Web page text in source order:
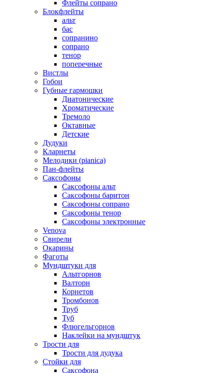
Флейты сопрано
Блокфлейты
альт
бас
сопранино
сопрано
тенор
поперечные
Вистлы
Гобои
Губные гармошки
Диатонические
Хроматические
Тремоло
Октавные
Детские
Дудуки
Кларнеты
Мелодики (pianica)
Пан-флейты
Саксофоны
Саксофоны альт
Саксофоны баритон
Саксофоны сопрано
Саксофоны тенор
Саксофоны электронные
Venova
Свирели
Окарины
Фаготы
Мундштуки для
Альтгорнов
Валторн
Корнетов
Тромбонов
Труб
Туб
Флюгельгорнов
Наклейки на мундштук
Трости для
Трости для дудука
Стойки для
Саксофона